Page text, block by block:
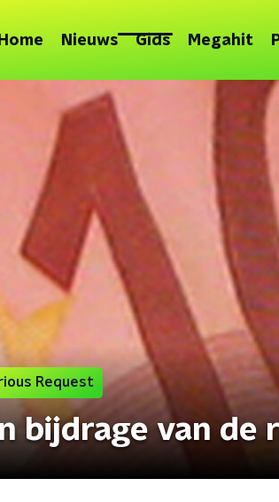
Home Nieuws Gids Megahit
Request
bijdrage van de